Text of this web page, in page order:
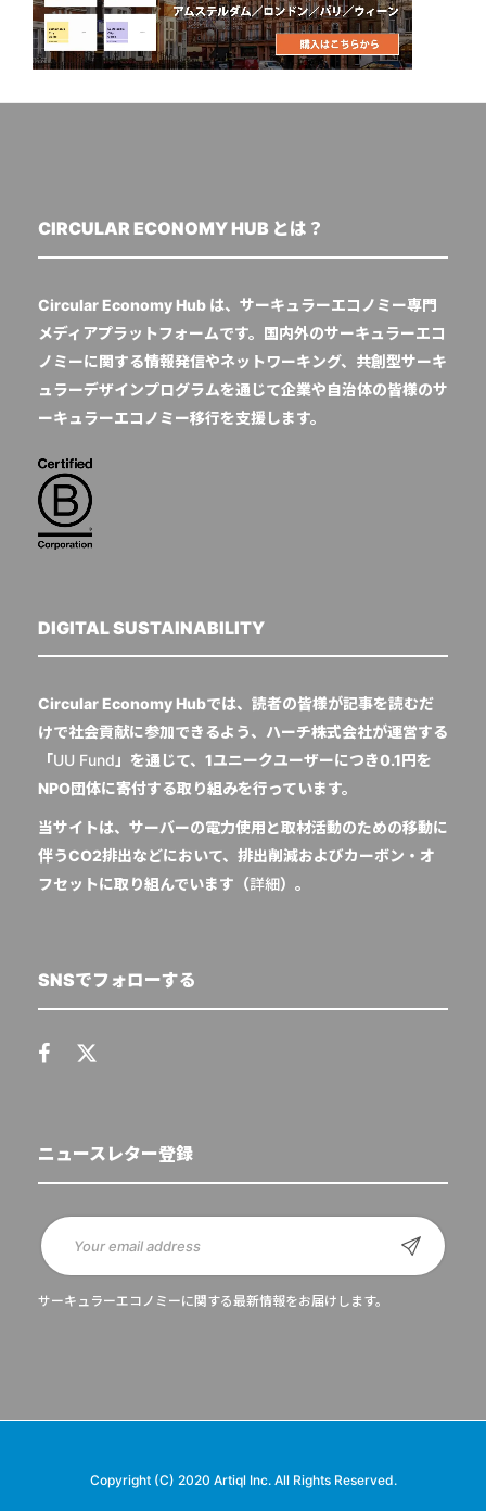
CIRCULAR ECONOMY HUB とは？
Circular Economy Hub は、サーキュラーエコノミー専門
メディアプラットフォームです。国内外のサーキュラーエコ
ノミーに関する情報発信やネットワーキング、共創型サーキ
ュラーデザインプログラムを通じて企業や自治体の皆様のサ
ーキュラーエコノミー移行を支援します。
DIGITAL SUSTAINABILITY
Circular Economy Hubでは、読者の皆様が記事を読むだ
けで社会貢献に参加できるよう、ハーチ株式会社が運営する
「UU Fund 」を通じて、1ユニークユーザーにつき0.1円を
NPO団体に寄付する取り組みを行っています。
当サイトは、サーバーの電力使用と取材活動のための移動に
伴うCO2排出などにおいて、排出削減およびカーボン・オ
フセットに取り組んでいます（詳細）。
SNSでフォローする
ニュースレター登録
サーキュラーエコノミーに関する最新情報をお届けします。
Copyright (C) 2020 Artiql Inc. All Rights Reserved.